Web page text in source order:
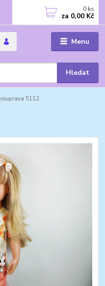
Menu
Hledat
0 ks
za 0,00 Kč
souprava 5112